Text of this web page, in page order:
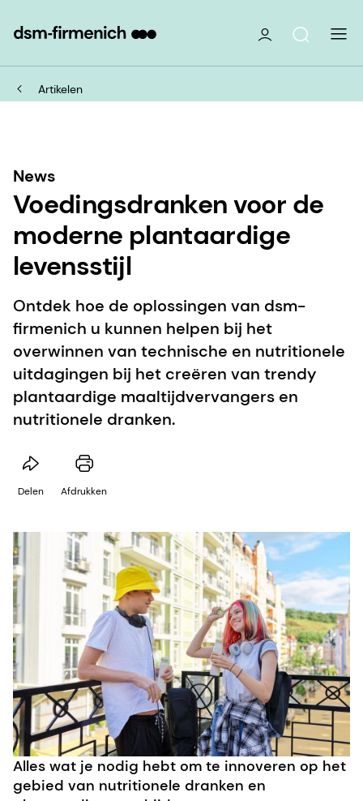
Artikelen
News
Voedingsdranken voor de
moderne plantaardige
levensstijl
Ontdek hoe de oplossingen van dsm-
firmenich u kunnen helpen bij het
overwinnen van technische en nutritionele
uitdagingen bij het creëren van trendy
plantaardige maaltijdvervangers en
nutritionele dranken.
Delen Afdrukken
Alles wat je nodig hebt om te innoveren op het
gebied van nutritionele dranken en